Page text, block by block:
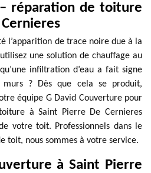
réparation de toiture
l’apparition de trace noire due à la
une solution de chauffage au
infiltration d’eau a fait signe
? Dès que cela se produit,
équipe G David Couverture pour
à Saint Pierre De Cernieres
votre toit. Professionnels dans le
toit, nous sommes à votre service.
à Saint Pierre